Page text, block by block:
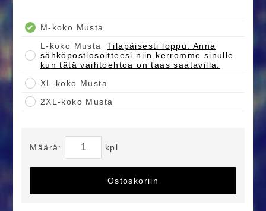
M-koko Musta
L-koko Musta
Tilapäisesti loppu. Anna
sähköpostiosoitteesi niin kerromme sinulle
kun tätä vaihtoehtoa on taas saatavilla.
XL-koko Musta
2XL-koko Musta
Määrä: kpl
Ostoskoriin